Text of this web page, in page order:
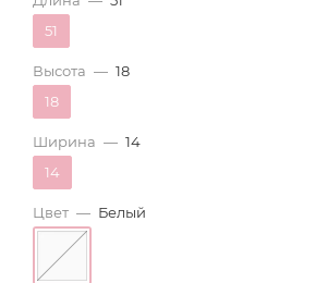
51
Высота — 18
18
Ширина — 14
14
Цвет — Белый